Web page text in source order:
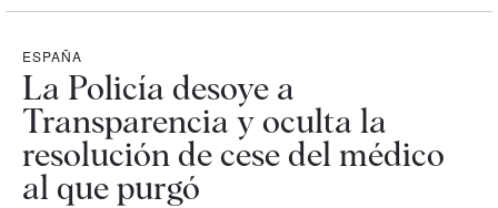
ESPAÑA
La Policía desoye a
Transparencia y oculta la
resolución de cese del médico
al que purgó